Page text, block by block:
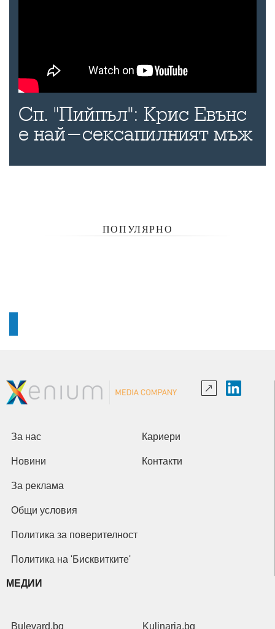
Сп. "Пийпъл": Крис Евънс
е най-сексапилният мъж
ПОПУЛЯРНО
За нас Кариери
Новини Контакти
За реклама
Общи условия
Политика за поверителност
Политика на 'Бисквитките'
МЕДИИ
Bulevard.bg Kulinaria.bg